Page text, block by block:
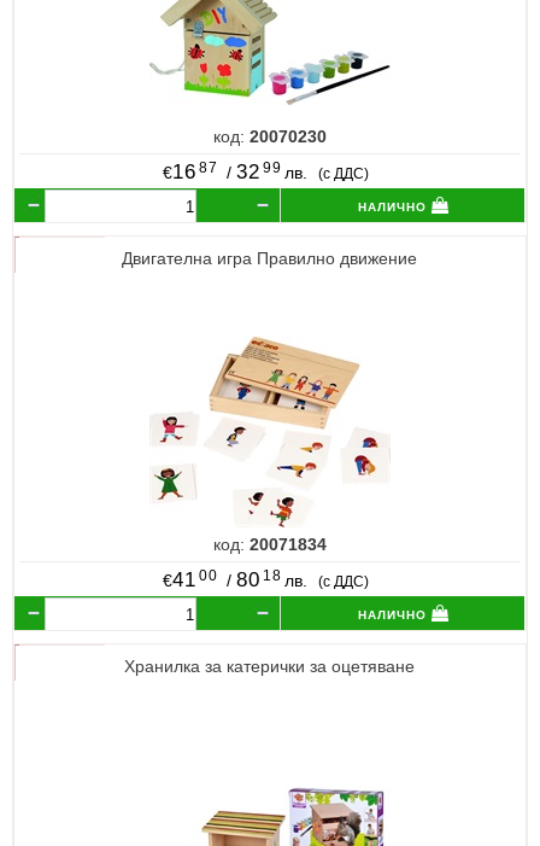
код: 20070230
€16 87 / 32 99 лв. (с ДДС)
налично
Двигателна игра Правилно движение
код: 20071834
€41 00 / 80 18 лв. (с ДДС)
налично
Хранилка за катерички за оцетяване